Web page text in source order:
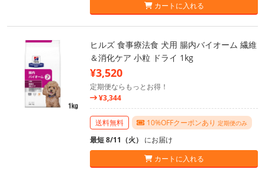
カートに入れる
ヒルズ 食事療法食 犬用 腸内バイオーム 繊維
＆消化ケア 小粒 ドライ 1kg
¥3,520
定期便ならもっとお得！
¥3,344
送料無料 10%OFFクーポンあり 定期便のみ
最短 8/11（火） にお届け
カートに入れる